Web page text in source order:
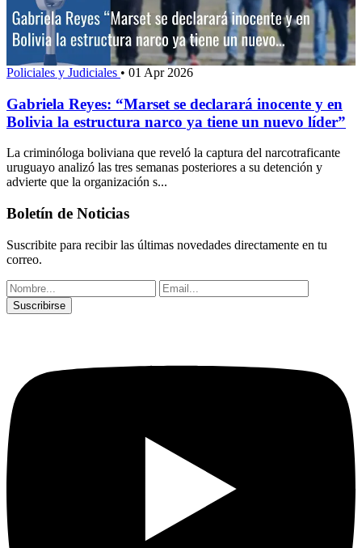
Policiales y Judiciales • 01 Apr 2026
Gabriela Reyes: “Marset se declarará inocente y en
Bolivia la estructura narco ya tiene un nuevo líder”
La criminóloga boliviana que reveló la captura del narcotraficante
uruguayo analizó las tres semanas posteriores a su detención y
advierte que la organización s...
Boletín de Noticias
Suscribite para recibir las últimas novedades directamente en tu
correo.
Suscribirse